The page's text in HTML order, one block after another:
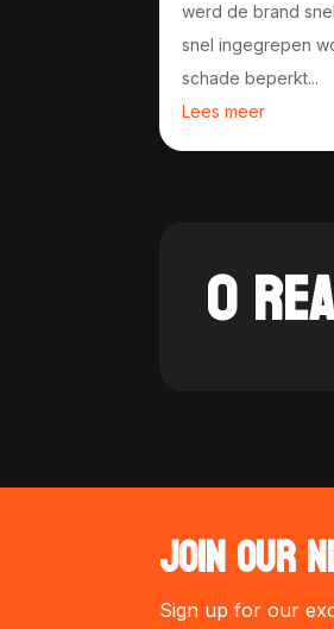
werd de brand
snel ingegrepen
schade beperkt...
Lees meer
0
JOIN OUR
Sign up for our